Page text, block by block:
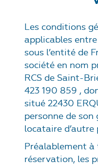
Les conditions
applicables
sous l’entité de
société en nom
RCS de Saint-
423 190 859 ,
situé 22430
personne de
locataire d’autre
Préalablement
réservation, les